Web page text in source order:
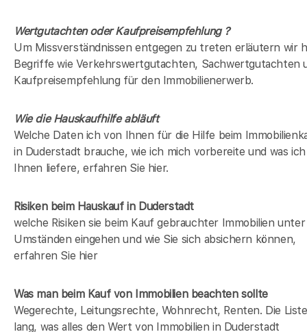
Wertgutachten oder Kaufpreisempfehlung ?
Um Missverständnissen entgegen zu treten erläutern wir
Begriffe wie Verkehrswertgutachten, Sachwertgutachten
Kaufpreisempfehlung für den Immobilienerwerb.
Wie die Hauskaufhilfe abläuft
Welche Daten ich von Ihnen für die Hilfe beim
in Duderstadt brauche, wie ich mich vorbereite und was ich
Ihnen liefere, erfahren Sie hier.
Risiken beim Hauskaufin Duderstadt
welche Risiken sie beim Kauf gebrauchter Immobilien unter
Umständen eingehen und wie Sie sich absichern können,
erfahren Sie hier
Was man beim Kauf von Immobilien beachten sollte
Wegerechte, Leitungsrechte, Wohnrecht, Renten. Die
lang, was alles den Wert von Immobilien in Duderstadt